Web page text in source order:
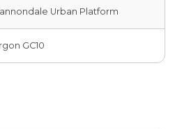
Urban Platform
GC10